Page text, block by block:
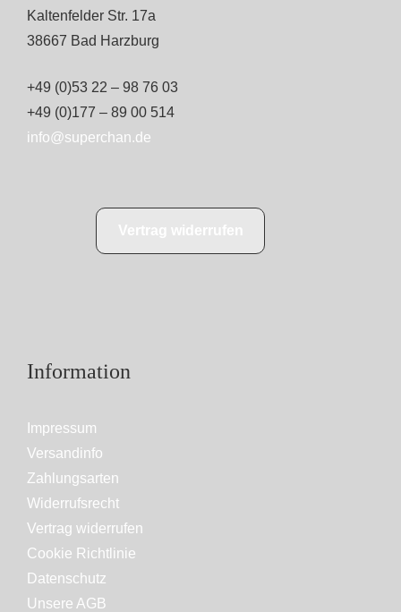
Kaltenfelder Str. 17a
38667 Bad Harzburg
+49 (0)53 22 – 98 76 03
+49 (0)177 – 89 00 514
info@superchan.de
Information
Impressum
Versandinfo
Zahlungsarten
Widerrufsrecht
Vertrag widerrufen
Cookie Richtlinie
Datenschutz
Unsere AGB